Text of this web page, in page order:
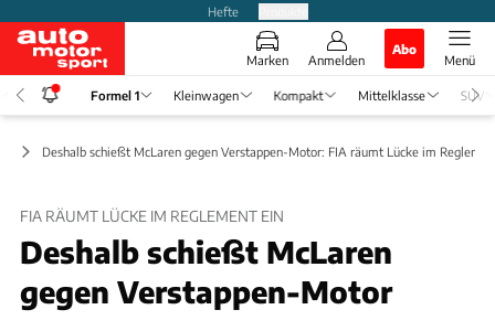
Hefte
Marken Anmelden
Abo
Menü
Formel 1 Kleinwagen Kompakt Mittelklasse SUV
Deshalb schießt McLaren gegen Verstappen-Motor: FIA räumt Lücke im
FIA RÄUMT LÜCKE IM REGLEMENT EIN
Deshalb schießt McLaren
gegen Verstappen-Motor